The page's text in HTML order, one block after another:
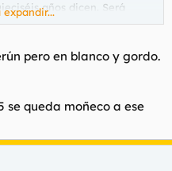
años dicen. Será
expandir...
pero en blanco y gordo.
se queda moñeco a ese